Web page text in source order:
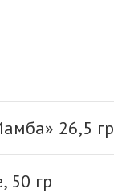
26,5 гр
50 гр